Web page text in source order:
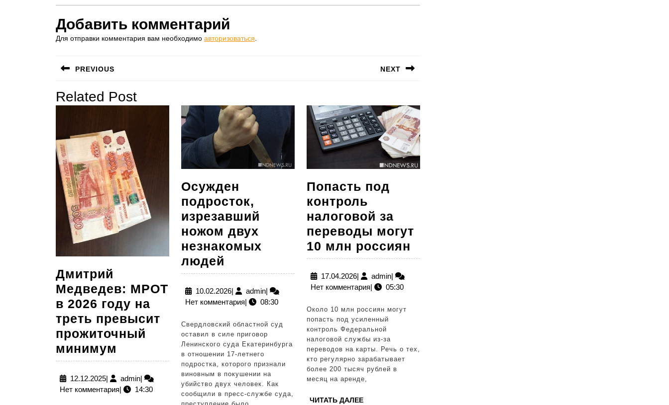
Добавить комментарий
Для отправки комментария вам необходимо авторизоваться.
Навигация
записям
PREVIOUS
запись:
NEXT
Related Post
Дмитрий
Медведев: МРОТ
в 2026 году на
треть превысит
прожиточный
минимум
Медведев:
МРОТ
в
12.12.202512.12.2025
| adminadmin
|
Нет комментария| 14:30
Осужден
подросток,
изрезавший
ножом двух
незнакомых
людей
подросток,
изрезавший
ножом
двух
незнакомых
людей
10.02.202610.02.2026
| adminadmin
|
Нет комментария| 08:30
Свердловский областной суд
оставил в силе приговор
Ленинского суда Екатеринбурга
в отношении 17-летнего
подростка, которого признали
виновным в покушении на
убийство двух человек. Как
сообщили в пресс-службе суда,
Попасть под
контроль
налоговой за
переводы могут
10 млн россиян
под
10
17.04.202617.04.2026
| adminadmin
|
Нет комментария| 05:30
Около 10 млн россиян могут
попасть под усиленный
контроль Федеральной
налоговой службы из-за
переводов на карты. Речь о тех,
кто регулярно зарабатывает
более 200 тысяч рублей в
месяц на аренде,
ЧИТАТЬ ДАЛЕЕЧИТАТЬ